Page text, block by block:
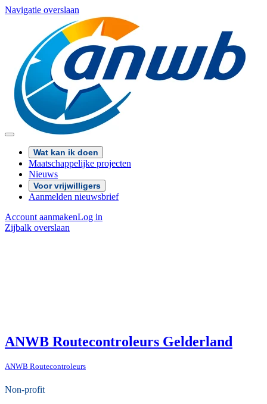
Navigatie overslaan
Wat kan ik doen
Maatschappelijke projecten
Nieuws
Voor vrijwilligers
Aanmelden nieuwsbrief
Account aanmakenLog in
Zijbalk overslaan
ANWB Routecontroleurs Gelderland
ANWB Routecontroleurs
Non-profit